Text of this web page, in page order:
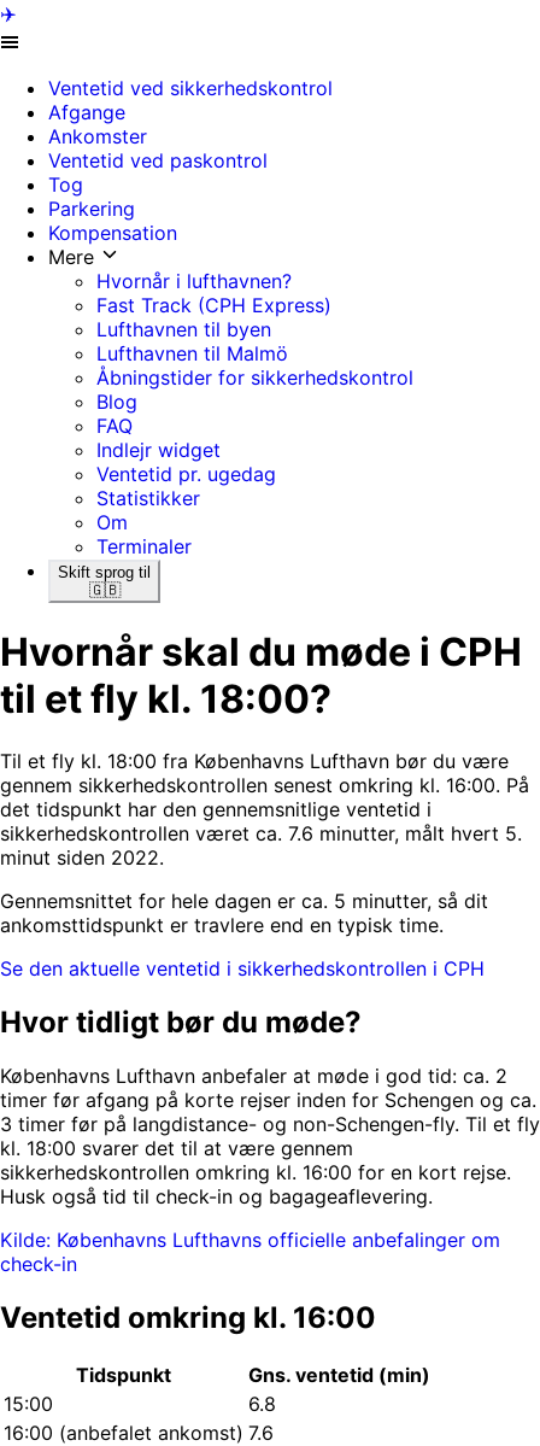
✈️
Ventetid ved sikkerhedskontrol
Afgange
Ankomster
Ventetid ved paskontrol
Tog
Parkering
Kompensation
Mere
Hvornår i lufthavnen?
Fast Track (CPH Express)
Lufthavnen til byen
Lufthavnen til Malmö
Åbningstider for sikkerhedskontrol
Blog
FAQ
Indlejr widget
Ventetid pr. ugedag
Statistikker
Om
Terminaler
Skift sprog til
🇬🇧
Hvornår skal du møde i CPH
til et fly kl. 18:00?
Til et fly kl. 18:00 fra Københavns Lufthavn bør du være
gennem sikkerhedskontrollen senest omkring kl. 16:00. På
det tidspunkt har den gennemsnitlige ventetid i
sikkerhedskontrollen været ca. 7.6 minutter, målt hvert 5.
minut siden 2022.
Gennemsnittet for hele dagen er ca. 5 minutter, så dit
ankomsttidspunkt er travlere end en typisk time.
Se den aktuelle ventetid i sikkerhedskontrollen i CPH
Hvor tidligt bør du møde?
Københavns Lufthavn anbefaler at møde i god tid: ca. 2
timer før afgang på korte rejser inden for Schengen og ca.
3 timer før på langdistance- og non-Schengen-fly. Til et fly
kl. 18:00 svarer det til at være gennem
sikkerhedskontrollen omkring kl. 16:00 for en kort rejse.
Husk også tid til check-in og bagageaflevering.
Kilde: Københavns Lufthavns officielle anbefalinger om
check-in
Ventetid omkring kl. 16:00
Tidspunkt
Gns. ventetid (min)
15:00
6.8
16:00 (anbefalet ankomst) 7.6